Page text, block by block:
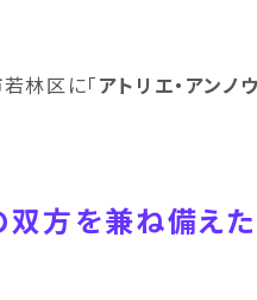
林区に「アトリエ・アン
方を兼ね備え